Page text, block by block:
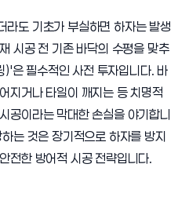
라도 기초가 부실하면 하자는 발생
시공 전 기존 바닥의 수평을 맞추
은 필수적인 사전 투자입니다. 바
지거나 타일이 깨지는 등 치명적
공이라는 막대한 손실을 야기합니
는 것은 장기적으로 하자를 방지
전한 방어적 시공 전략입니다.